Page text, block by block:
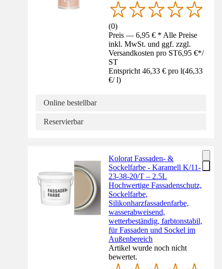
(0)
Preis — 6,95 € * Alle Preise
inkl. MwSt. und ggf. zzgl.
Versandkosten pro ST6,95 €*/
ST
Entspricht 46,33 € pro l(46,33
€/ l)
Online bestellbar
Reservierbar
Kolorat Fassaden- &
Sockelfarbe - Karamell K/11-
23-38-20/T – 2.5L
Hochwertige Fassadenschutz,
Sockelfarbe,
Silikonharzfassadenfarbe,
wasserabweisend,
wetterbeständig, farbtonstabil,
für Fassaden und Sockel im
Außenbereich
Artikel wurde noch nicht
bewertet.